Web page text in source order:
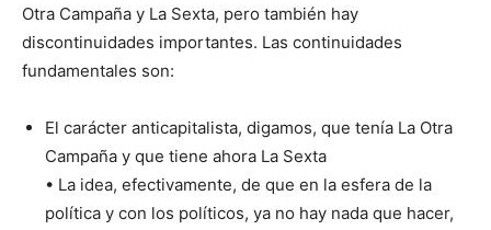
Otra Campaña y La Sexta, pero también hay
discontinuidades importantes. Las continuidades
fundamentales son:
El carácter anticapitalista, digamos, que tenía La Otra
Campaña y que tiene ahora La Sexta
• La idea, efectivamente, de que en la esfera de la
política y con los políticos, ya no hay nada que hacer,